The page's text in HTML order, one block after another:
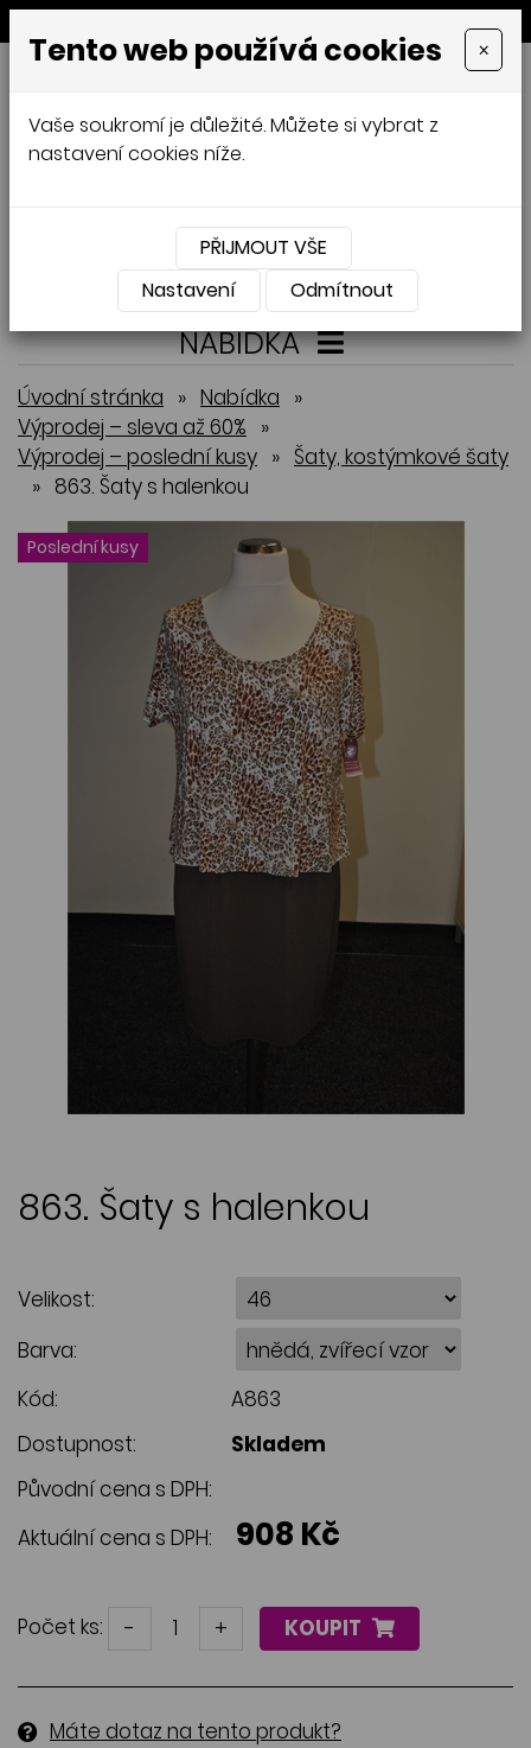
MENU
GALAMODA-XXL
Jana Mládková
XXL,ČESKÁ VÝROBA
Přihlásit Košík 0
NABÍDKA
Úvodní stránka » Nabídka »
Výprodej – sleva až 60% »
Výprodej – poslední kusy » Šaty, kostýmkové šaty
» 863. Šaty s halenkou
Poslední kusy
863. Šaty s halenkou
Velikost:
Barva:
Kód:
A863
Dostupnost:
Skladem
Původní cena s DPH:
Aktuální cena s DPH:
908 Kč
Počet ks: - + KOUPIT
Máte dotaz na tento produkt?
Tento web používá cookies ×
Vaše soukromí je důležité. Můžete si vybrat z
nastavení cookies níže.
PŘIJMOUT VŠE
Nastavení
Odmítnout